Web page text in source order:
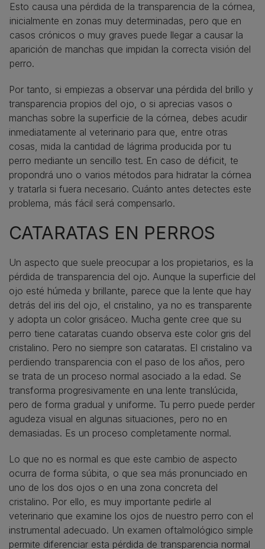
Esto causa una pérdida de la transparencia de la córnea,
inicialmente en zonas muy determinadas, pero que en
casos crónicos o muy graves puede llegar a causar la
aparición de manchas que impidan la correcta visión del
perro.
Por tanto, si empiezas a observar una pérdida del brillo y
transparencia propios del ojo, o si aprecias vasos o
manchas sobre la superficie de la córnea, debes acudir
inmediatamente al veterinario para que, entre otras
cosas, mida la cantidad de lágrima producida por tu
perro mediante un sencillo test. En caso de déficit, te
propondrá uno o varios métodos para hidratar la córnea
y tratarla si fuera necesario. Cuánto antes detectes este
problema, más fácil será compensarlo.
CATARATAS EN PERROS
Un aspecto que suele preocupar a los propietarios, es la
pérdida de transparencia del ojo. Aunque la superficie del
ojo esté húmeda y brillante, parece que la lente que hay
detrás del iris del ojo, el cristalino, ya no es transparente
y adopta un color grisáceo. Mucha gente cree que su
perro tiene cataratas cuando observa este color gris del
cristalino. Pero no siempre son cataratas. El cristalino va
perdiendo transparencia con el paso de los años, pero
se trata de un proceso normal asociado a la edad. Se
transforma progresivamente en una lente translúcida,
pero de forma gradual y uniforme. Tu perro puede perder
agudeza visual en algunas situaciones, pero no en
demasiadas. Es un proceso completamente normal.
Lo que no es normal es que este cambio de aspecto
ocurra de forma súbita, o que sea más pronunciado en
uno de los dos ojos o en una zona concreta del
cristalino. Por ello, es muy importante pedirle al
veterinario que examine los ojos de nuestro perro con el
instrumental adecuado. Un examen oftalmológico simple
permite diferenciar esta pérdida de transparencia normal